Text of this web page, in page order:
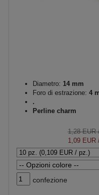
Diametro: 14 mm
Foro di estrazione: 4
.
Perline charm
1,28 EUR/
1,09 EUR/
confezione